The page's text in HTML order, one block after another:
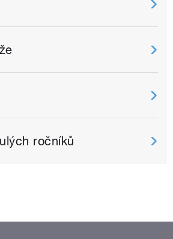
ročníků